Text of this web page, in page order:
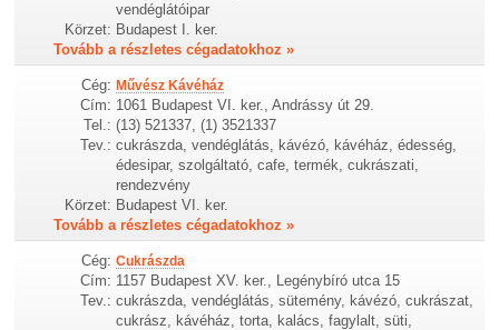
vendéglátóipar
Körzet: Budapest I. ker.
Tovább a részletes cégadatokhoz »
Cég: Művész Kávéház
Cím: 1061 Budapest VI. ker., Andrássy út 29.
Tel.: (13) 521337, (1) 3521337
Tev.: cukrászda, vendéglátás, kávézó, kávéház, édesség,
édesipar, szolgáltató, cafe, termék, cukrászati,
rendezvény
Körzet: Budapest VI. ker.
Tovább a részletes cégadatokhoz »
Cég: Cukrászda
Cím: 1157 Budapest XV. ker., Legénybíró utca 15
Tev.: cukrászda, vendéglátás, sütemény, kávézó, cukrászat,
cukrász, kávéház, torta, kalács, fagylalt, süti,